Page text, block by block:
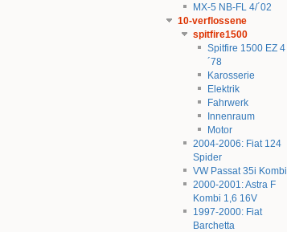
MX-5 NB-FL 4/´02
10-verflossene
spitfire1500
Spitfire 1500 EZ 4
´78
Karosserie
Elektrik
Fahrwerk
Innenraum
Motor
2004-2006: Fiat 124
Spider
VW Passat 35i Kombi
2000-2001: Astra F
Kombi 1,6 16V
1997-2000: Fiat
Barchetta